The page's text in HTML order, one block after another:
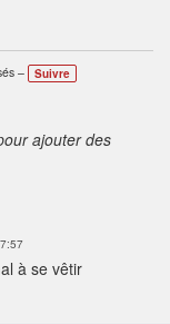
– Suivre
ajouter des
à se vêtir